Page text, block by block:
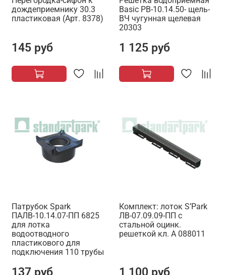
дождеприемнику 30.3
пластиковая (Арт. 8378)
145 руб
Basic РВ-10.14.50- щель-
ВЧ чугунная щелевая
20303
1 125 руб
Патрубок Spark
ПАЛВ-10.14.07-ПП 6825
для лотка
водоотводного
пластикового для
подключения 110 трубы
137 руб
Комплект: лоток S’Park
ЛВ-07.09.09-ПП с
стальной оцинк.
решеткой кл. А 088011
1 100 руб